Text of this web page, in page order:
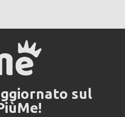
sul